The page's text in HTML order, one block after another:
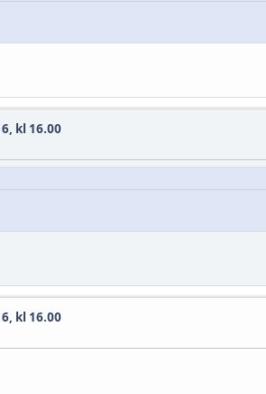
kl 16.00
kl 16.00